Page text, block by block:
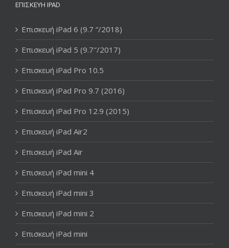
ΕΠΙΣΚΕΥΉ IPAD
Επισκευή iPad 6 (9.7 “/2018)
Επισκευή iPad 5 (9.7″/2017)
Επισκευή iPad Pro 10.5
Επισκευή iPad Pro 9.7 (2016)
Επισκευή iPad Pro 12.9 (2015)
Επισκευή iPad Air2
Επισκευή iPad Air
Επισκευή iPad mini 4
Επισκευή iPad mini 3
Επισκευή iPad mini 2
Επισκευή iPad mini